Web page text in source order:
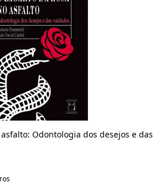
Odontologia dos desejos e das